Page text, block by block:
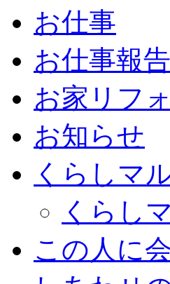
お仕事
お仕事報告
お家リフ
お知らせ
くらしマ
くらし
この人に